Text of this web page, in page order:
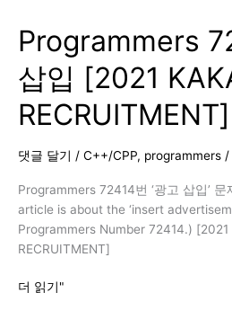
(지
능
형
기
차
C++)
Programmers
삽입 [2021
RECRUITMENT]
댓글 달기 / C++/CPP, programmers /
Programmers 72414번 ‘광고 삽입’
article is about the ‘insert
Programmers Number 72414.) [2021
RECRUITMENT]
Programmers
더 읽기"